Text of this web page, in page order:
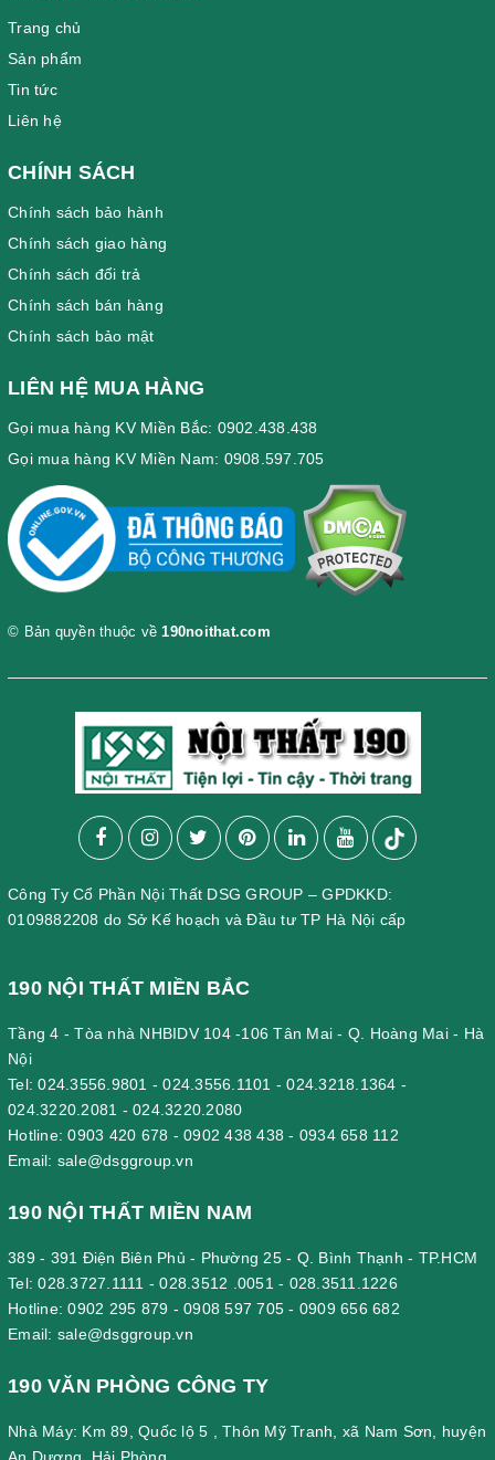
Trang chủ
Sản phẩm
Tin tức
Liên hệ
CHÍNH SÁCH
Chính sách bảo hành
Chính sách giao hàng
Chính sách đổi trả
Chính sách bán hàng
Chính sách bảo mật
LIÊN HỆ MUA HÀNG
Gọi mua hàng KV Miền Bắc: 0902.438.438
Gọi mua hàng KV Miền Nam: 0908.597.705
© Bản quyền thuộc về 190noithat.com
Công Ty Cổ Phần Nội Thất DSG GROUP – GPDKKD:
0109882208 do Sở Kế hoạch và Đầu tư TP Hà Nội cấp
190 NỘI THẤT MIỀN BẮC
Tầng 4 - Tòa nhà NHBIDV 104 -106 Tân Mai - Q. Hoàng Mai - Hà
Nội
Tel:024.3556.9801 -024.3556.1101 -024.3218.1364 -
024.3220.2081 - 024.3220.2080
Hotline:0903 420 678 - 0902 438 438 - 0934 658 112
Email: sale@dsggroup.vn
190 NỘI THẤT MIỀN NAM
389 - 391 Điện Biên Phủ - Phường 25 - Q. Bình Thạnh - TP.HCM
Tel:028.3727.1111 -028.3512 .0051 - 028.3511.1226
Hotline:0902 295 879 - 0908 597 705 - 0909 656 682
Email: sale@dsggroup.vn
190 VĂN PHÒNG CÔNG TY
Nhà Máy: Km 89, Quốc lộ 5 , Thôn Mỹ Tranh, xã Nam Sơn, huyện
An Dương, Hải Phòng.